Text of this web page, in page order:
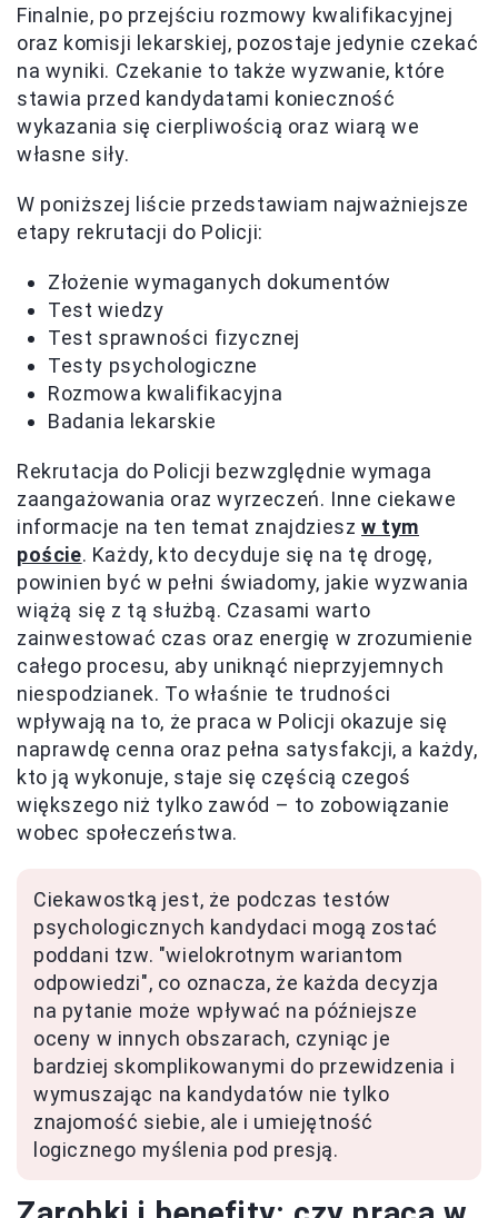
Finalnie, po przejściu rozmowy kwalifikacyjnej
oraz komisji lekarskiej, pozostaje jedynie czekać
na wyniki. Czekanie to także wyzwanie, które
stawia przed kandydatami konieczność
wykazania się cierpliwością oraz wiarą we
własne siły.
W poniższej liście przedstawiam najważniejsze
etapy rekrutacji do Policji:
Złożenie wymaganych dokumentów
Test wiedzy
Test sprawności fizycznej
Testy psychologiczne
Rozmowa kwalifikacyjna
Badania lekarskie
Rekrutacja do Policji bezwzględnie wymaga
zaangażowania oraz wyrzeczeń. Inne ciekawe
informacje na ten temat znajdzieszw tym
poście. Każdy, kto decyduje się na tę drogę,
powinien być w pełni świadomy, jakie wyzwania
wiążą się z tą służbą. Czasami warto
zainwestować czas oraz energię w zrozumienie
całego procesu, aby uniknąć nieprzyjemnych
niespodzianek. To właśnie te trudności
wpływają na to, że praca w Policji okazuje się
naprawdę cenna oraz pełna satysfakcji, a każdy,
kto ją wykonuje, staje się częścią czegoś
większego niż tylko zawód – to zobowiązanie
wobec społeczeństwa.
Ciekawostką jest, że podczas testów
psychologicznych kandydaci mogą zostać
poddani tzw. "wielokrotnym wariantom
odpowiedzi", co oznacza, że każda decyzja
na pytanie może wpływać na późniejsze
oceny w innych obszarach, czyniąc je
bardziej skomplikowanymi do przewidzenia i
wymuszając na kandydatów nie tylko
znajomość siebie, ale i umiejętność
logicznego myślenia pod presją.